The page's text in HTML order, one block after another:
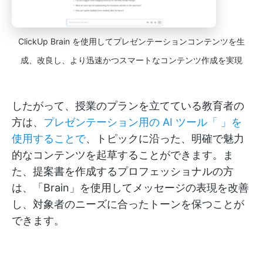
ClickUp Brain を使用してプレゼンテーションコンテンツを生
成、改良し、より迅速かつスマートなコンテンツ作成を実現
したがって、授業のプランを立てている教育者の
方は、 プレゼンテーション用の AI ツール「
」を
使用することで、トピックに沿った、明確で魅力
的なコンテンツを起草することができます。ま
た、提案書を作成するプロフェッショナルの方
は、「Brain」を使用してメッセージの表現を改善
し、対象者のニーズに合ったトーンを保つことが
できます。